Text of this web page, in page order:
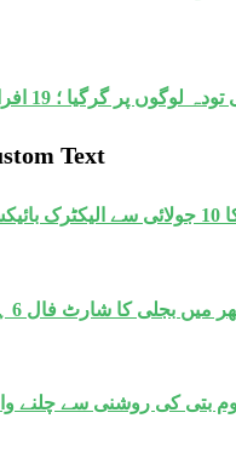
گرگیا ؛ 19 افراد جاں بحق ، کئی لاپتہ
Text